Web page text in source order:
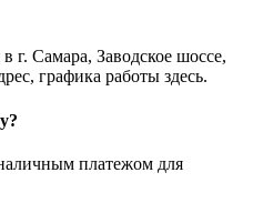
г. Самара, Заводское шоссе,
графика работы здесь.
платежом для